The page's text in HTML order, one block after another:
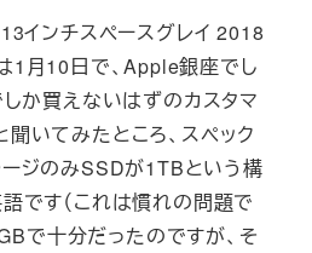
インチスペースグレイ 2018
1月10日で、Apple銀座でし
か買えないはずのカスタマ
いてみたところ、スペック
ージのみSSDが1TBという構
です（これは慣れの問題で
で十分だったのですが、そ